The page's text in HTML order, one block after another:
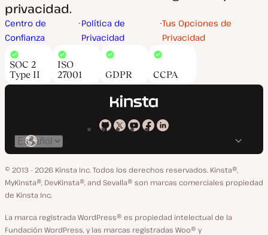
privacidad.
Centro de
Confianza
Política de
Privacidad
Tus Opciones de
Privacidad
SOC 2
Type II
ISO
27001
GDPR CCPA
Kinsta
GitHub
Kinsta
X
Kinsta
YouTube
Kinsta
Facebook
Kinsta
LinkedIn
Cambiar
idioma
© 2013 - 2026 Kinsta Inc. Todos los derechos reservados. Kinsta®,
MyKinsta®, DevKinsta®, and Sevalla® son marcas comerciales propiedad
de Kinsta Inc.
La marca registrada WordPress® es propiedad intelectual de la
Fundación WordPress, y las marcas registradas Woo® y